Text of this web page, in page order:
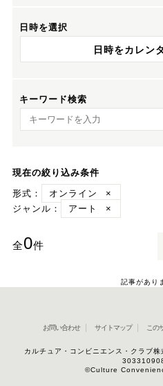
日時を選択
日時をカレン
キーワード検索
キーワード検索
現在の絞り込み条件
形式：
オンライン
×
ジャンル：
アート ×
全0件
記事があり
お問い合わせ サイトマップ この
カルチュア・コンビニエンス・クラ
©Culture